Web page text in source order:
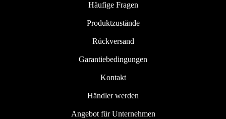
Häufige Fragen
Produktzustände
Rückversand
Garantiebedingungen
Kontakt
Händler werden
Angebot für Unternehmen